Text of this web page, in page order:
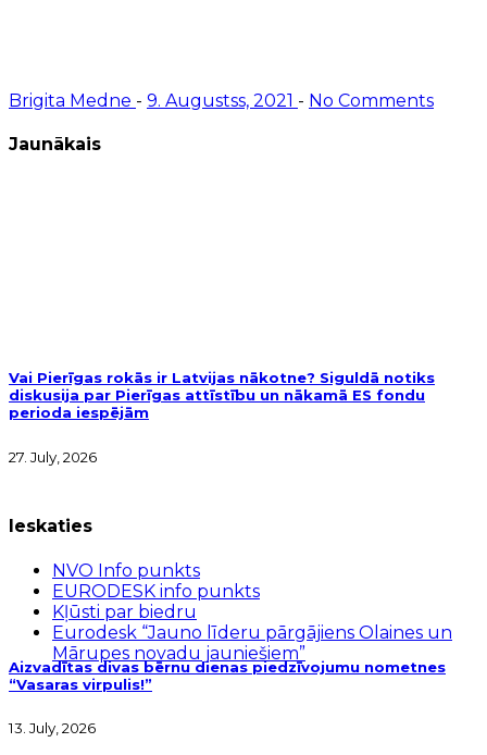
Brigita Medne - 9. Augustss, 2021 - No Comments
Jaunākais
Vai Pierīgas rokās ir Latvijas nākotne? Siguldā notiks
diskusija par Pierīgas attīstību un nākamā ES fondu
perioda iespējām
27. July, 2026
Aizvadītas divas bērnu dienas piedzīvojumu nometnes
“Vasaras virpulis!”
13. July, 2026
Ieskaties
NVO Info punkts
EURODESK info punkts
Kļūsti par biedru
Eurodesk “Jauno līderu pārgājiens Olaines un
Mārupes novadu jauniešiem”